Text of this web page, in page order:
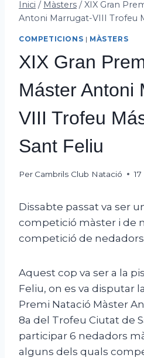
Inici / Màsters / XIX Gran
Antoni Marrugat-VIII Trofeu
COMPETICIONS | MÀSTERS
XIX Gran
Máster Antoni
VIII Trofeu
Sant Feliu
Per Cambrils Club Natació
Dissabte passat va ser
competició màster i de
competició de
Aquest cop va ser a la
Feliu, on es va disputar
Premi Natació Màster
8a del Trofeu Ciutat de
participar 6 nedadors
alguns dels quals